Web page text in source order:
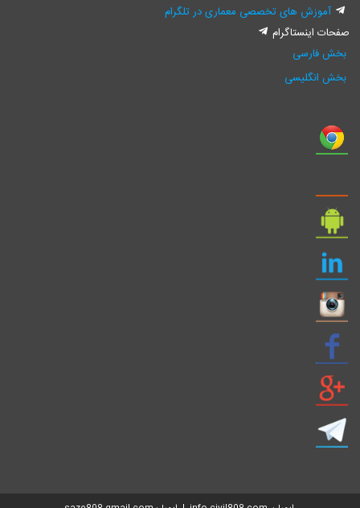
آموزش های تخصصی معماری در تلگرام
صفحات اینستاگرام
بخش فارسی
بخش انگلیسی